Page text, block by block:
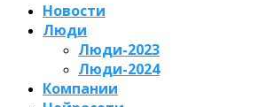
Новости
Люди
Люди-2023
Люди-2024
Компании